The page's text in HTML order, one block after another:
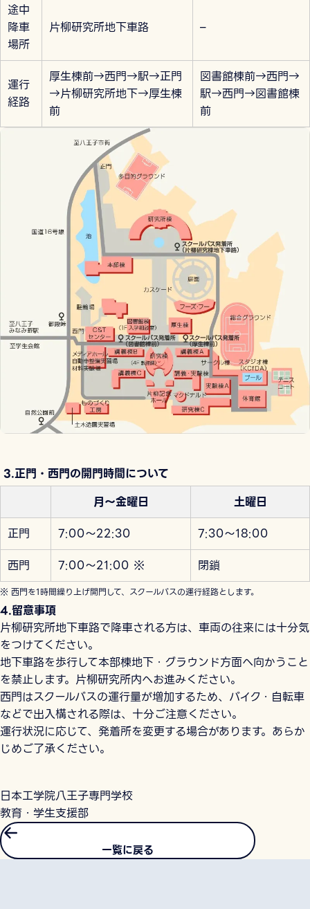
途中
降車
場所
片柳研究所地下車路 –
運行
経路
厚生棟前→西門→駅→正門
→片柳研究所地下→厚生棟
前
図書館棟前→西門→
駅→西門→図書館棟
前
3.正門・西門の開門時間について
月～金曜日
土曜日
正門
7:00～22:30
7:30～18:00
西門
7:00～21:00 ※ 閉鎖
※ 西門を1時間繰り上げ開門して、スクールバスの運行経路とします。
4.留意事項
片柳研究所地下車路で降車される方は、車両の往来には十分気
をつけてください。
地下車路を歩行して本部棟地下・グラウンド方面へ向かうこと
を禁止します。片柳研究所内へお進みください。
西門はスクールバスの運行量が増加するため、バイク・自転車
などで出入構される際は、十分ご注意ください。
運行状況に応じて、発着所を変更する場合があります。あらか
じめご了承ください。
日本工学院八王子専門学校
教育・学生支援部
一覧に戻る